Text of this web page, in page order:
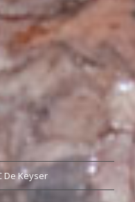
De Keyser